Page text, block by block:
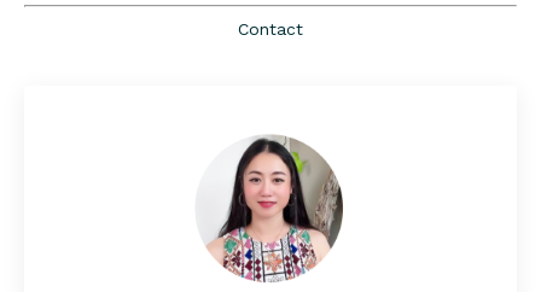
Contact